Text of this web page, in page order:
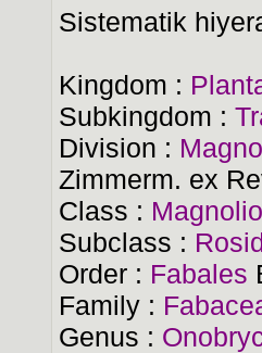
Sistematik
Kingdom :
Subkingdom :
Division :
Zimmerm. ex
Class :
Subclass :
Order : Fabales
Family :
Genus :